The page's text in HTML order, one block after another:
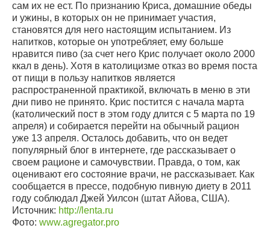
сам их не ест. По признанию Криса, домашние обеды
и ужины, в которых он не принимает участия,
становятся для него настоящим испытанием. Из
напитков, которые он употребляет, ему больше
нравится пиво (за счет него Крис получает около 2000
ккал в день). Хотя в католицизме отказ во время поста
от пищи в пользу напитков является
распространенной практикой, включать в меню в эти
дни пиво не принято. Крис постится с начала марта
(католический пост в этом году длится с 5 марта по 19
апреля) и собирается перейти на обычный рацион
уже 13 апреля. Осталось добавить, что он ведет
популярный блог в интернете, где рассказывает о
своем рационе и самочувствии. Правда, о том, как
оценивают его состояние врачи, не рассказывает. Как
сообщается в прессе, подобную пивную диету в 2011
году соблюдал Джей Уилсон (штат Айова, США).
Источник: http://lenta.ru
Фото: www.agregator.pro